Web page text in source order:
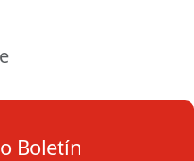
Boletín